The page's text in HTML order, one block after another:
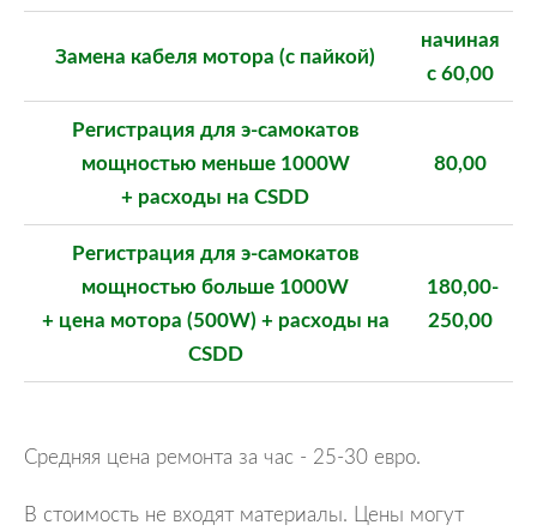
Замена кабеля мотора (с пайкой)
начиная
с 60,00
Регистрация для э-самокатов
мощностью меньше 1000W
+ расходы на CSDD
80,00
Регистрация для э-самокатов
мощностью больше 1000W
+ цена мотора (500W) + расходы на
CSDD
180,00-
250,00
Средняя цена ремонта за час - 25-30 евро.
В стоимость не входят материалы. Цены могут